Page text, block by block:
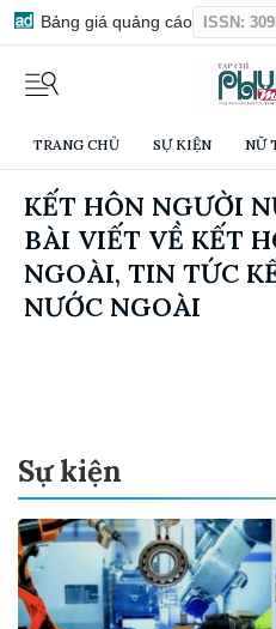
Bảng giá quảng cáo ISSN:
TRANG CHỦ SỰ KIỆN NỮ
KẾT HÔN NGƯỜI
BÀI VIẾT VỀ KẾT
NGOÀI, TIN TỨC
NƯỚC NGOÀI
Sự kiện